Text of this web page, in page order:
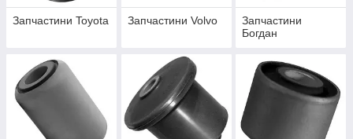
Запчастини Toyota Запчастини Volvo
Запчастини
Богдан